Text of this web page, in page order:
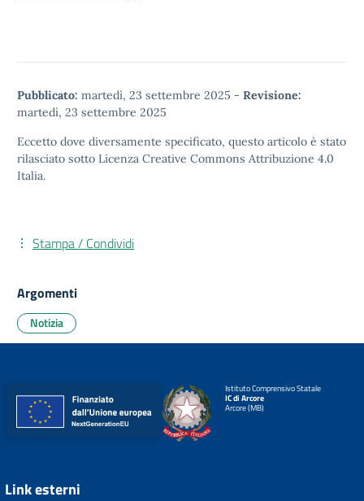
Pubblicato: martedì, 23 settembre 2025 - Revisione:
martedì, 23 settembre 2025
Eccetto dove diversamente specificato, questo articolo è stato
rilasciato sotto Licenza Creative Commons Attribuzione 4.0
Italia.
Stampa / Condividi
Argomenti
Notizia
Istituto Comprensivo Statale
IC di Arcore
Arcore (MB)
Link esterni